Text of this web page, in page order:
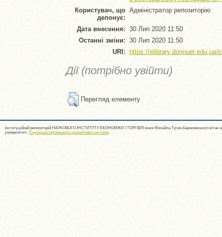
Користувач, що
депонує:
Адміністратор репозиторію
Дата внесення: 30 Лип 2020 11:50
Останні зміни: 30 Лип 2020 11:50
URI:
https://elibrary.donnuet.edu.ua/
Дії (потрібно увійти)
Перегляд елементу
Інституційний репозиторій НАУКОВОГО ІНСТИТУТУ ЕКОНОМІКИ І ТОРГІВЛІ імені Михайла Туган-Барановського вітає
університеті. Подальша інформація і розробники системи